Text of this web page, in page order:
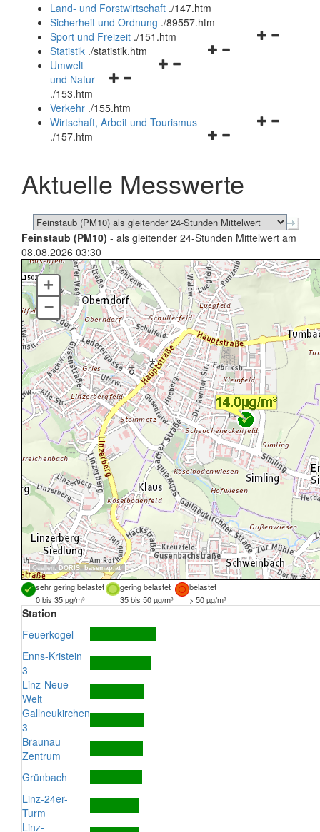
und
schließen
Land- und Forstwirtschaft ./147.htm
Sicherheit und Ordnung ./89557.htm
Navigationsmenü
Sport und Freizeit ./151.htm
Navigationsmenü
Statistik ./statistik.htm
Navigationsmenü
und
schließen
Umwelt
und Natur
./153.htm
Verkehr ./155.htm
Navigationsmenü
schließen
Wirtschaft, Arbeit und Tourismus
./157.htm
Aktuelle Messwerte
Feinstaub (PM10) - als gleitender 24-Stunden Mittelwert am
08.08.2026 03:30
Quellen: DORIS, basemap.at
+
–
sehr gering belastet gering belastet
belastet
0 bis 35 µg/m³
35 bis 50 µg/m³ > 50 µg/m³
Station
Feuerkogel
Enns-Kristein
3
Linz-Neue
Welt
Gallneukirchen
3
Braunau
Zentrum
Grünbach
Linz-24er-
Turm
Linz-